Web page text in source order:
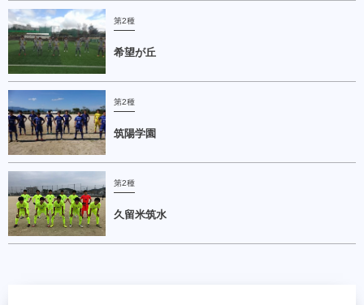
第2種
希望が丘
第2種
筑陽学園
第2種
久留米筑水